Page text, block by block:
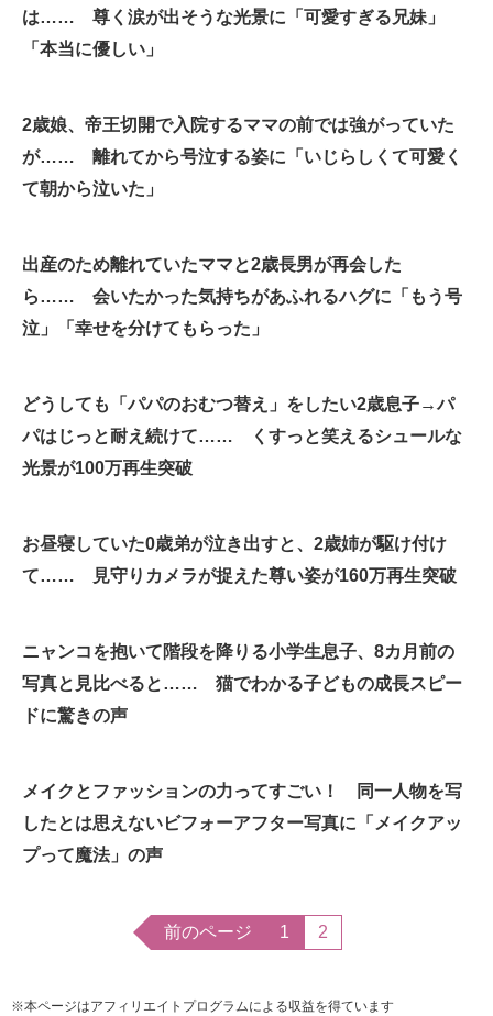
進化するPCとデバイスの未来
ビジネスと働き方のヒント
経営リーダーのコミュニティ
企業向けIT製品の総合サイト
IT製品の技術・比較・事例
モノづくり技術者専門サイト
電子設計の基本と応用
エネルギーの専門メディア
ちょっと気になるネットの話題
は…… 尊く涙が出そうな光景に「可愛すぎる兄妹」
「本当に優しい」
2歳娘、帝王切開で入院するママの前では強がっていた
が…… 離れてから号泣する姿に「いじらしくて可愛く
て朝から泣いた」
出産のため離れていたママと2歳長男が再会した
ら…… 会いたかった気持ちがあふれるハグに「もう号
泣」「幸せを分けてもらった」
どうしても「パパのおむつ替え」をしたい2歳息子→パ
パはじっと耐え続けて…… くすっと笑えるシュールな
光景が100万再生突破
お昼寝していた0歳弟が泣き出すと、2歳姉が駆け付け
て…… 見守りカメラが捉えた尊い姿が160万再生突破
ニャンコを抱いて階段を降りる小学生息子、8カ月前の
写真と見比べると…… 猫でわかる子どもの成長スピー
ドに驚きの声
メイクとファッションの力ってすごい！ 同一人物を写
したとは思えないビフォーアフター写真に「メイクアッ
プって魔法」の声
前のページ 1 2
※本ページはアフィリエイトプログラムによる収益を得ています